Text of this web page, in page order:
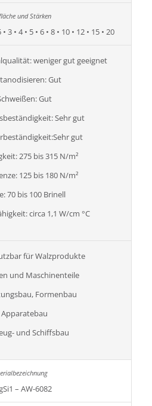
3 • 4 • 5 • 6 • 8 • 10 • 12 • 15 • 20
weniger gut geeignet
Gut
Gut
Sehr gut
gut
275 bis 315 N/m²
125 bis 180 N/m²
70 bis 100 Brinell
circa 1,1 W/cm °C
für Walzprodukte
und Maschinenteile
Formenbau
Apparatebau
und Schiffsbau
– AW-6082